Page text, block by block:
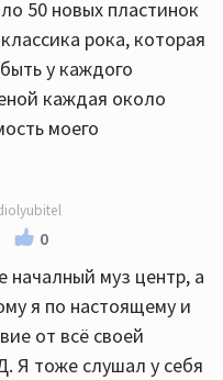
50 новых пластинок
рока, которая
у каждого
каждая около
моего
0
началный муз центр, а
я по настоящему и
от всё своей
Я тоже слушал у себя